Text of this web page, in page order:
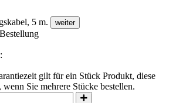
5 m. weiter
gilt für ein Stück Produkt, diese
Sie mehrere Stücke bestellen.